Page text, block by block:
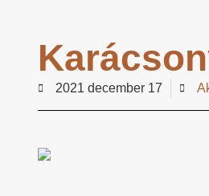
2021 december 17